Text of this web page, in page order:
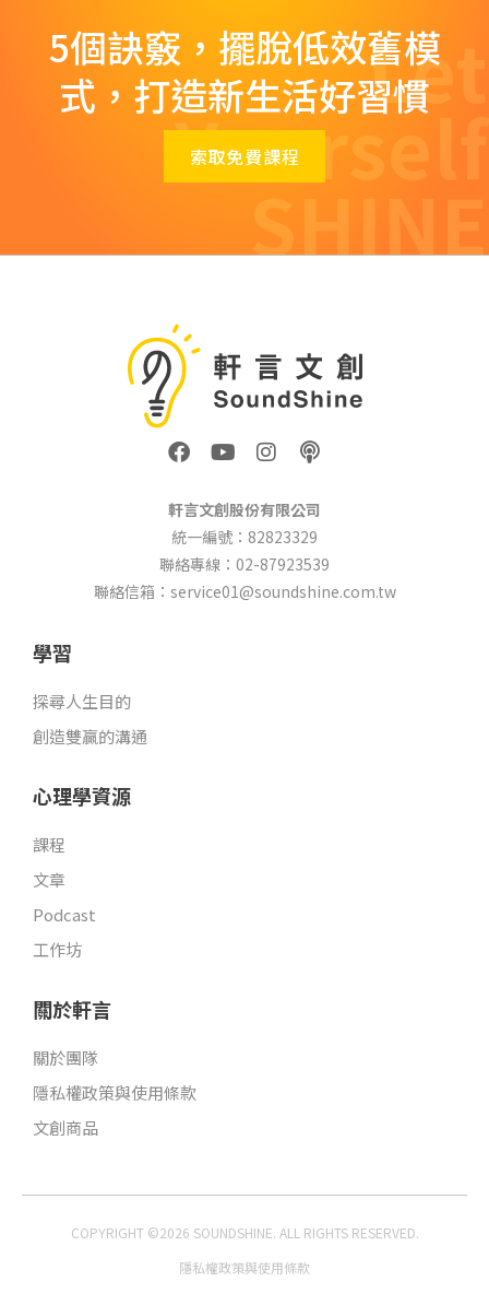
5個訣竅，擺脫低效舊模
式，打造新生活好習慣
索取免費課程
Let
Yourself
SHINE
F
a
e
b
o
o
k
Y
o
t
u
b
e
I
n
t
a
g
r
a
P
o
c
a
s
t
軒言文創股份有限公司
統一編號：82823329
聯絡專線：02-87923539
聯絡信箱：service01@soundshine.com.tw
學習
探尋人生目的
創造雙贏的溝通
心理學資源
課程
文章
Podcast
工作坊
關於軒言
關於團隊
隱私權政策與使用條款
文創商品
COPYRIGHT ©2026 SOUNDSHINE. ALL RIGHTS RESERVED.
隱私權政策與使用條款